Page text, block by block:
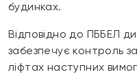
будинках.
Відповідно до ПББЕЛ
забезпечує контроль
ліфтах наступних